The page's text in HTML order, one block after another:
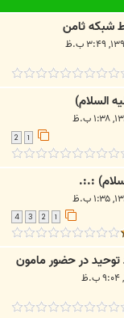
شبکه ثامن
السلام)
:.:.
3
4
توحید در حضور مامون